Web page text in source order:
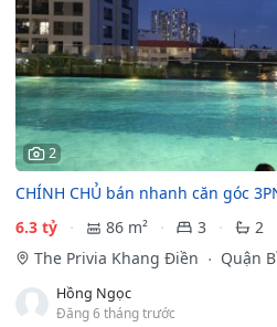
2
CHÍNH CHỦ bán nhanh căn góc
6.3 tỷ
86 m² 3
2
The Privia Khang Điền
Quận
Hồng Ngọc
Đăng 6 tháng trước